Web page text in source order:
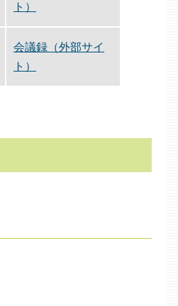
ト）
会議録（外部サイ
ト）